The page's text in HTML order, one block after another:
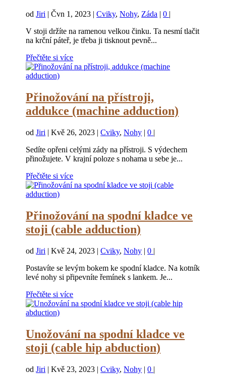
odJiri |Čvn 1, 2023 |Cviky,Nohy, Záda |0 |
V stoji držíte na ramenou velkou činku. Ta nesmí tlačit
na krční páteř, je třeba ji tisknout pevně...
Přečtěte si více
Přinožování na přístroji,
addukce (machine adduction)
odJiri |Kvě 26, 2023 |Cviky,Nohy |0 |
Sedíte opřeni celými zády na přístroji. S výdechem
přinožujete. V krajní poloze s nohama u sebe je...
Přečtěte si více
Přinožování na spodní kladce ve
stoji (cable adduction)
odJiri |Kvě 24, 2023 |Cviky,Nohy |0 |
Postavíte se levým bokem ke spodní kladce. Na kotník
levé nohy si připevníte řemínek s lankem. Je...
Přečtěte si více
Unožování na spodní kladce ve
stoji (cable hip abduction)
odJiri |Kvě 23, 2023 |Cviky,Nohy |0 |